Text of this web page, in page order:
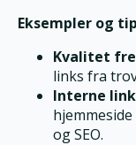
Eksempler og
Kvalitet
links fra
Interne
og SEO.